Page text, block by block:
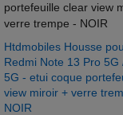
Htdmobiles Housse
Redmi Note 13 Pro 5G
5G - etui coque
view miroir + verre
NOIR